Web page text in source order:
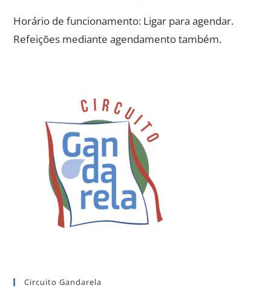
Horário de funcionamento: Ligar para agendar.
Refeições mediante agendamento também.
Circuito Gandarela